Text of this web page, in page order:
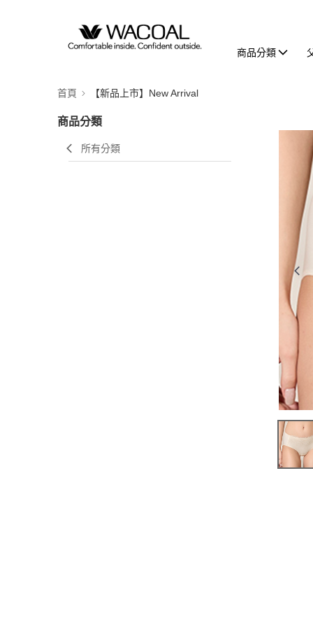
商品分類
首頁 【新品上市】New Arrival
商品分類
所有分類